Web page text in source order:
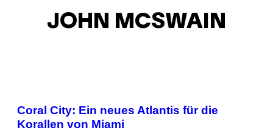
JOHN MCSWAIN
POSTS
BY
Coral City: Ein neues Atlantis für die
Korallen von Miami